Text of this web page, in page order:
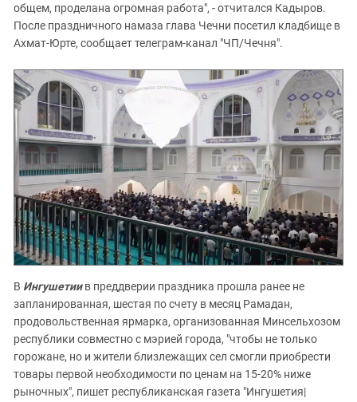
общем, проделана огромная работа", - отчитался Кадыров.
После праздничного намаза глава Чечни посетил кладбище в
Ахмат-Юрте, сообщает телеграм-канал "ЧП/Чечня".
В Ингушетиив преддверии праздника прошла ранее не
запланированная, шестая по счету в месяц Рамадан,
продовольственная ярмарка, организованная Минсельхозом
республики совместно с мэрией города, "чтобы не только
горожане, но и жители близлежащих сел смогли приобрести
товары первой необходимости по ценам на 15-20% ниже
рыночных", пишет республиканская газета "Ингушетия|